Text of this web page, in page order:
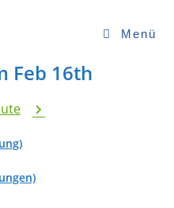
Menü
Feb 16th
Weiter